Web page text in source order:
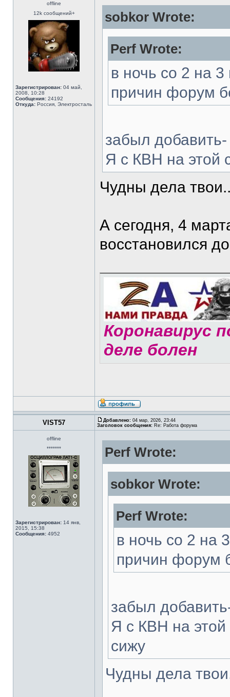
offline
12k сообщений+
Зарегистрирован: 04 май,
2008, 10:28
Сообщения: 24192
Откуда: Россия, Электросталь
sobkor Wrote:
Perf Wrote:
в ночь со 2 на
причин форум
забыл
Я с КВН на этой
Чудны дела
А сегодня, 4
восстановился
Коронавирус
деле болен
VIST57 Добавлено: 04 мар, 2026, 23:44
Заголовок сообщения: Re: Работа форума
offline
*******
Зарегистрирован: 14 янв,
2015, 15:38
Сообщения: 4952
Perf Wrote:
sobkor Wrote:
Perf Wrote:
в ночь со 2 на
причин форум
забыл
Я с КВН на этой
сижу
Чудны дела